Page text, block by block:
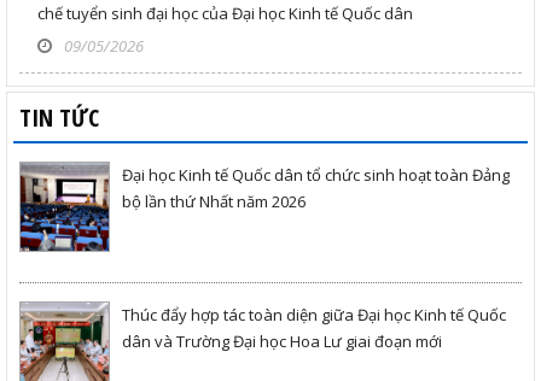
chế tuyển sinh đại học của Đại học Kinh tế Quốc dân
09/05/2026
TIN TỨC
Đại học Kinh tế Quốc dân tổ chức sinh hoạt toàn Đảng
bộ lần thứ Nhất năm 2026
Thúc đẩy hợp tác toàn diện giữa Đại học Kinh tế Quốc
dân và Trường Đại học Hoa Lư giai đoạn mới